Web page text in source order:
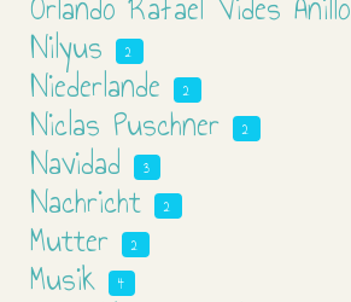
Nilyus 2
Niederlande 2
Niclas Puschner 2
Navidad 3
Nachricht 2
Mutter 2
Musik 4